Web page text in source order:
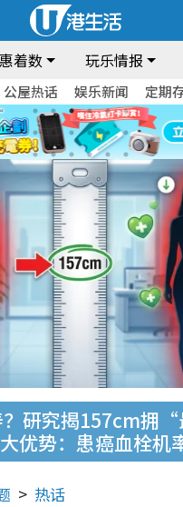
着数 玩乐情报
公屋热话 娱乐新闻 定期
？研究揭157cm拥“
优势：患癌血栓机
热话